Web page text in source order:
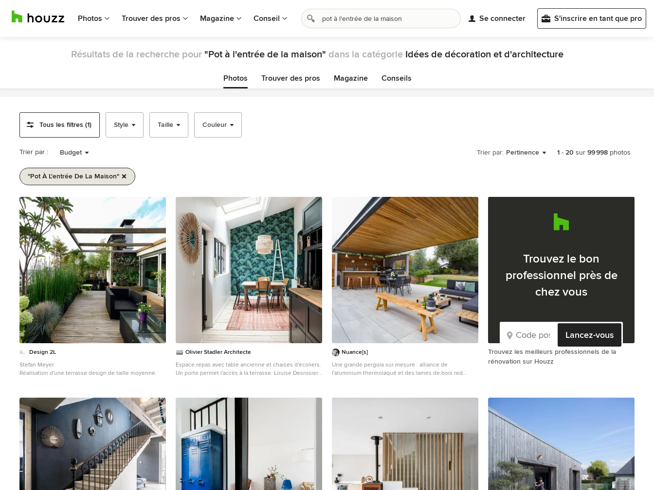
Photos Trouver des pros Magazine Conseil Se connecter S'inscrire en tant que pro
Résultats de la recherche pour "Pot à l'entrée de la maison" dans la catégorie Idées de décoration et d'architecture
Photos Trouver des pros Magazine Conseils
Tous les filtres (1) Style Taille Couleur
Trier par : Budget Trier par: Pertinence 1 - 20 sur 99 998 photos
"pot À L'entrée De La Maison"
sur
1
Design 2L
Stefan Meyer
Réalisation d'une terrasse design de taille moyenne.
Olivier Stadler Architecte
Espace repas avec table ancienne et chaises d'écoliers.
Un porte permet l'accès à la terrasse. Louise Desrosiers
parquet clair et aucune cheminée.
Nuance[s]
Une grande pergola sur mesure : alliance de
l'aluminium thermolaqué et des lames de bois red
! Crédits : Kina Photo
Trouvez le bon
professionnel près de
chez vous
Lancez-vous
Trouvez les meilleurs professionnels de la
rénovation sur Houzz